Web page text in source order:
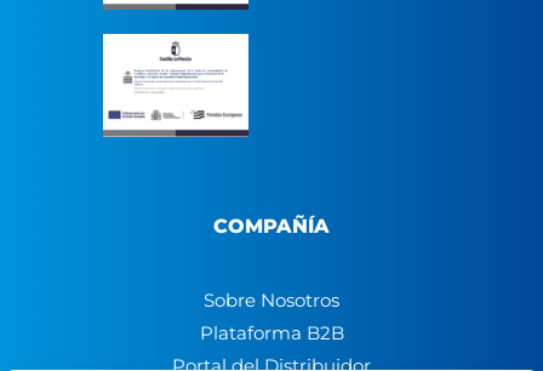
COMPAÑÍA
Sobre Nosotros
Plataforma B2B
Portal del Distribuidor